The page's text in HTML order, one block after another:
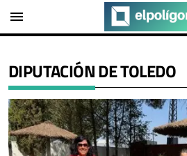
menu
DIPUTACIÓN DE TOLEDO